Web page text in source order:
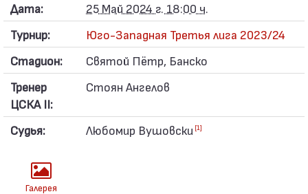
Дата:
25 Май 2024 г. 18:00 ч.
Турнир:
Юго-Западная Третья лига 2023/24
Стадион:
Святой Пётр, Банско
Тренер
ЦСКА II:
Стоян Ангелов
Судья: Любомир Вушовски [1]
Галерея